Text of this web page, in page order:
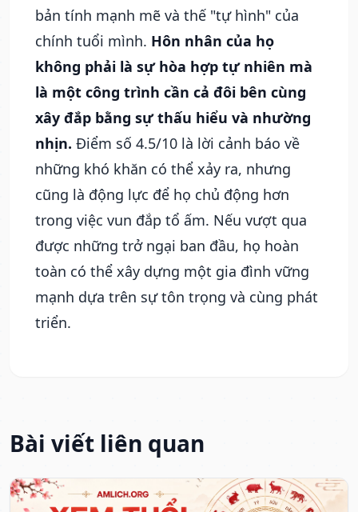
bản tính mạnh mẽ và thế "tự hình" của
chính tuổi mình. Hôn nhân của họ
không phải là sự hòa hợp tự nhiên mà
là một công trình cần cả đôi bên cùng
xây đắp bằng sự thấu hiểu và nhường
nhịn. Điểm số 4.5/10 là lời cảnh báo về
những khó khăn có thể xảy ra, nhưng
cũng là động lực để họ chủ động hơn
trong việc vun đắp tổ ấm. Nếu vượt qua
được những trở ngại ban đầu, họ hoàn
toàn có thể xây dựng một gia đình vững
mạnh dựa trên sự tôn trọng và cùng phát
triển.
Bài viết liên quan